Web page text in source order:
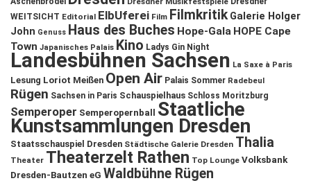
WEITSICHT Editorial ElbUferei Film Filmkritik Galerie Holger
John Genuss Haus des Buches Hope-Gala HOPE Cape
Town Japanisches Palais Kino Ladys Gin Night
Landesbühnen Sachsen La Saxe à Paris
Lesung Loriot Meißen Open Air Palais Sommer Radebeul
Rügen Sachsen in Paris Schauspielhaus Schloss Moritzburg
Semperoper Semperopernball Staatliche
Kunstsammlungen Dresden
Staatsschauspiel Dresden Städtische Galerie Dresden Thalia
Theater Theaterzelt Rathen Top Lounge Volksbank
Dresden-Bautzen eG Waldbühne Rügen